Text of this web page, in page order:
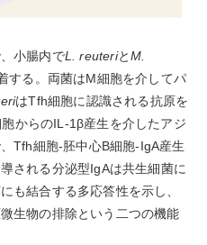
⼩腸内でL. reuteriとM.
する。両菌はM細胞を介してパ
はTfh細胞に認識される抗原を
胞からのIL-1β産⽣を介したアジ
Tfh細胞-胚中⼼B細胞-IgA産生
される分泌型IgAは共生細菌に
も結合する多応答性を示し、
生物の排除という二つの機能